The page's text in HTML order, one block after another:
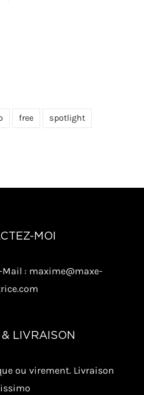
free spotlight
MOI
Mail : maxime@maxe-
LIVRAISON
ou virement. Livraison